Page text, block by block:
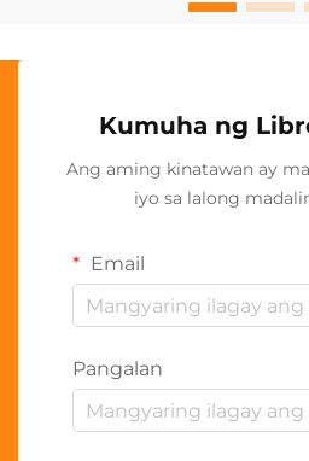
Kumuha ng
Ang aming kinatawan ay
iyo sa lalong
Email
Pangalan